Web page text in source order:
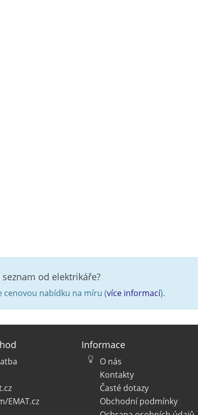
od elektrikáře?
cenovou nabídku na míru (více informací).
EMAT.cz
Informace
O nás
Kontakty
Časté dotazy
Obchodní podmínky